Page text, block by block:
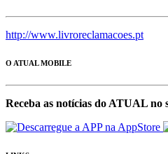
http://www.livroreclamacoes.pt
O ATUAL MOBILE
Receba as notícias do ATUAL no